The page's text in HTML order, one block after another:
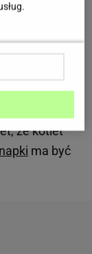
znane nam z
roślinnych.
ów
osoby go
wersją
że kotlet
ma być